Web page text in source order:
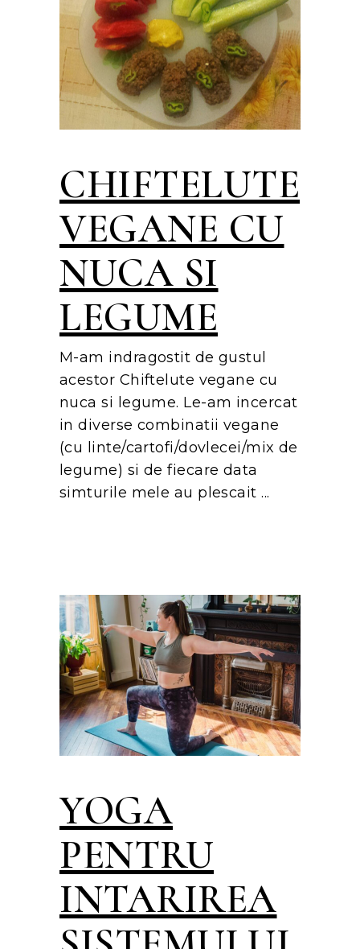
CHIFTELUTE
VEGANE CU
NUCA SI
LEGUME
M-am indragostit de gustul
acestor Chiftelute vegane cu
nuca si legume. Le-am incercat
in diverse combinatii vegane
(cu linte/cartofi/dovlecei/mix de
legume) si de fiecare data
simturile mele au plescait
YOGA
PENTRU
INTARIREA